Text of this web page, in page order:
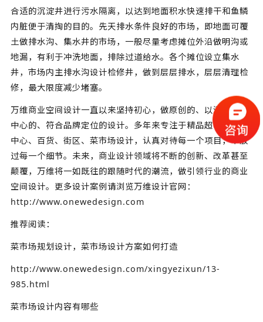
合适的沉淀井进行污水隔离，以达到地面积水快速排干和鱼鳞
内脏便于清掏的目的。先天排水条件良好的市场，即地面可覆
土做排水沟、集水井的市场，一般尽量考虑摊位外沿做明沟或
地漏，有利于冲洗地面，排除过道给水。各个摊位设立集水
井，市场内主排水沟设计检修井，做到层层排水，层层清理检
修，最大限度减少堵塞。
万维商业空间设计一直以来坚持初心，做原创的、以消费者为
中心的、符合品牌定位的设计。多年来专注于精品超市、购物
中心、百货、街区、菜市场设计，认真对待每一个项目，不放
过每一个细节。未来，商业设计领域将不断的创新、改革甚至
颠覆，万维将一如既往的跟随时代的潮流，做引领行业的商业
空间设计。更多设计案例请浏览万维设计官网：
http://www.onewedesign.com
推荐阅读：
菜市场规划设计，菜市场设计方案如何打造
http://www.onewedesign.com/xingyezixun/13-
985.html
菜市场设计内容有哪些